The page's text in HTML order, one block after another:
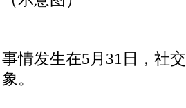
事情发生在5月31日，社
象。